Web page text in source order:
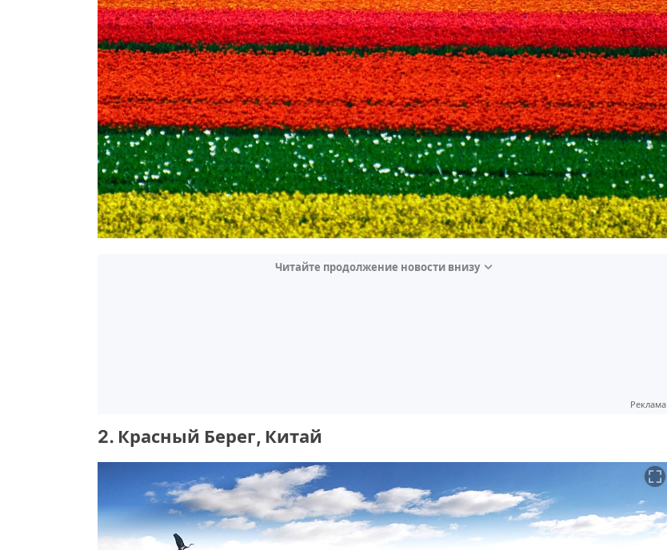
Читайте продолжение новости внизу
Реклама
2. Красный Берег, Китай